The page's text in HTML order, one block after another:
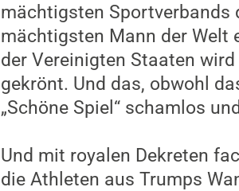
mächtigsten Sportverbands
mächtigsten Mann der Welt
der Vereinigten Staaten
gekrönt. Und das, obwohl
„Schöne Spiel“ schamlos
Und mit royalen Dekreten
die Athleten aus Trumps